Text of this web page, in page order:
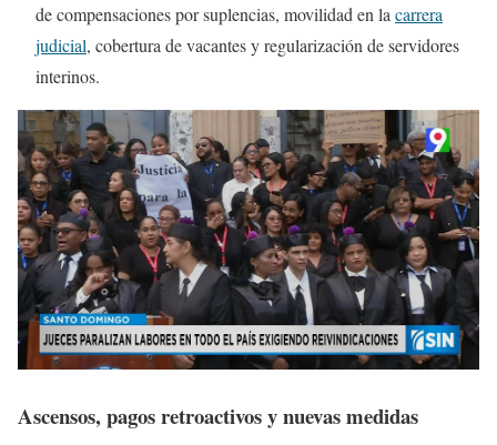
de compensaciones por suplencias, movilidad en la carrera
judicial, cobertura de vacantes y regularización de servidores
interinos.
Ascensos, pagos retroactivos y nuevas medidas